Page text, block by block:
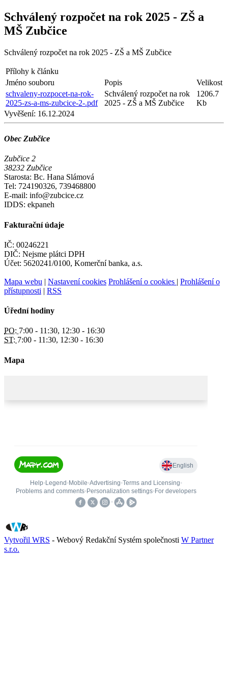
Schválený rozpočet na rok 2025 - ZŠ a
MŠ Zubčice
Schválený rozpočet na rok 2025 - ZŠ a MŠ Zubčice
Přílohy k článku
Jméno souboru
Popis
Velikost
schvaleny-rozpocet-na-rok-
2025-zs-a-ms-zubcice-2-.pdf
Schválený rozpočet na rok
2025 - ZŠ a MŠ Zubčice
1206.7
Kb
Vyvěšení: 16.12.2024
Obec Zubčice
Zubčice 2
38232 Zubčice
Starosta: Bc. Hana Slámová
Tel: 724190326, 739468800
E-mail: info@zubcice.cz
IDDS: ekpaneh
Fakturační údaje
IČ: 00246221
DIČ: Nejsme plátci DPH
Účet: 5620241/0100, Komerční banka, a.s.
Mapa webu | Nastavení cookies Prohlášení o cookies | Prohlášení o
přístupnosti | RSS
Úřední hodiny
PO: 7:00 - 11:30, 12:30 - 16:30
ST: 7:00 - 11:30, 12:30 - 16:30
Mapa
Vytvořil WRS - Webový Redakční Systém společnosti W Partner
s.r.o.